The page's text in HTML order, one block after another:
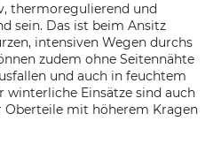
thermoregulierend und
sein. Das ist beim Ansitz
intensiven Wegen durchs
zudem ohne Seitennähte
und auch in feuchtem
winterliche Einsätze sind auch
Oberteile mit höherem Kragen